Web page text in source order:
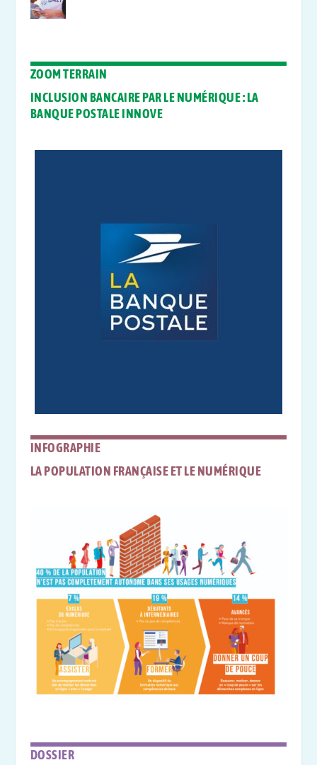
ZOOM TERRAIN
INCLUSION BANCAIRE PAR LE NUMÉRIQUE : LA
BANQUE POSTALE INNOVE
INFOGRAPHIE
LA POPULATION FRANÇAISE ET LE NUMÉRIQUE
DOSSIER